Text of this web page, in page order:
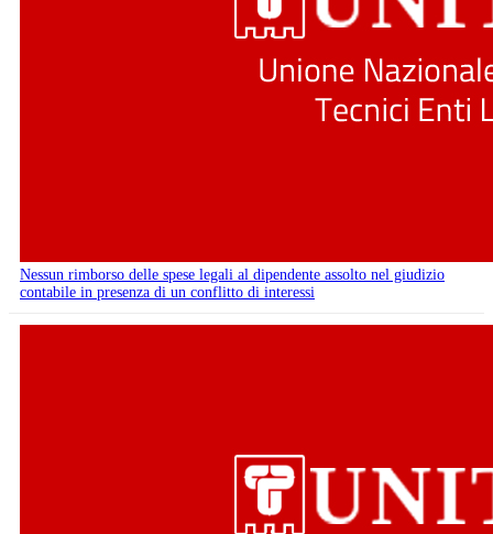
Nessun rimborso delle spese legali al dipendente assolto nel giudizio
contabile in presenza di un conflitto di interessi